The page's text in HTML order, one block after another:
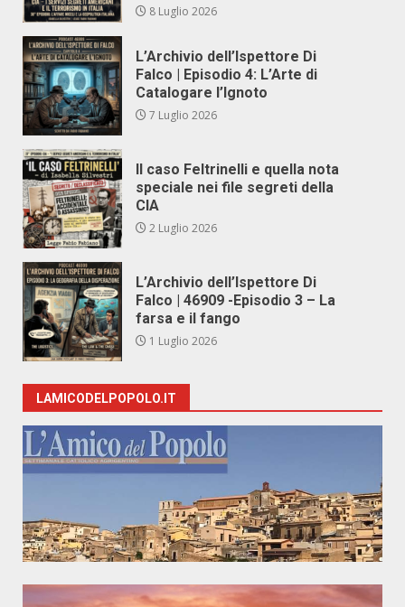
8 Luglio 2026
L’Archivio dell’Ispettore Di
Falco | Episodio 4: L’Arte di
Catalogare l’Ignoto
7 Luglio 2026
Il caso Feltrinelli e quella nota
speciale nei file segreti della
CIA
2 Luglio 2026
L’Archivio dell’Ispettore Di
Falco | 46909 -Episodio 3 – La
farsa e il fango
1 Luglio 2026
LAMICODELPOPOLO.IT